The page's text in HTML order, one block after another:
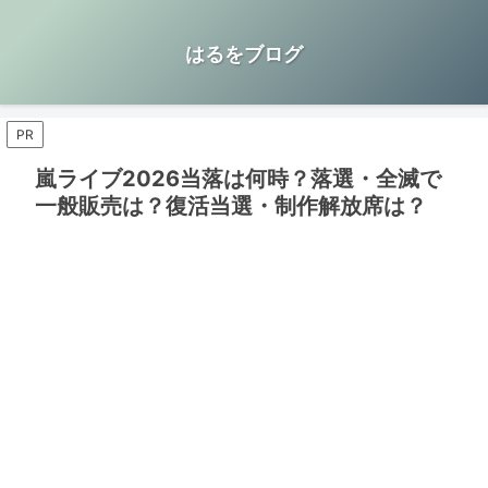
はるをブログ
PR
嵐ライブ2026当落は何時？落選・全滅で
一般販売は？復活当選・制作解放席は？